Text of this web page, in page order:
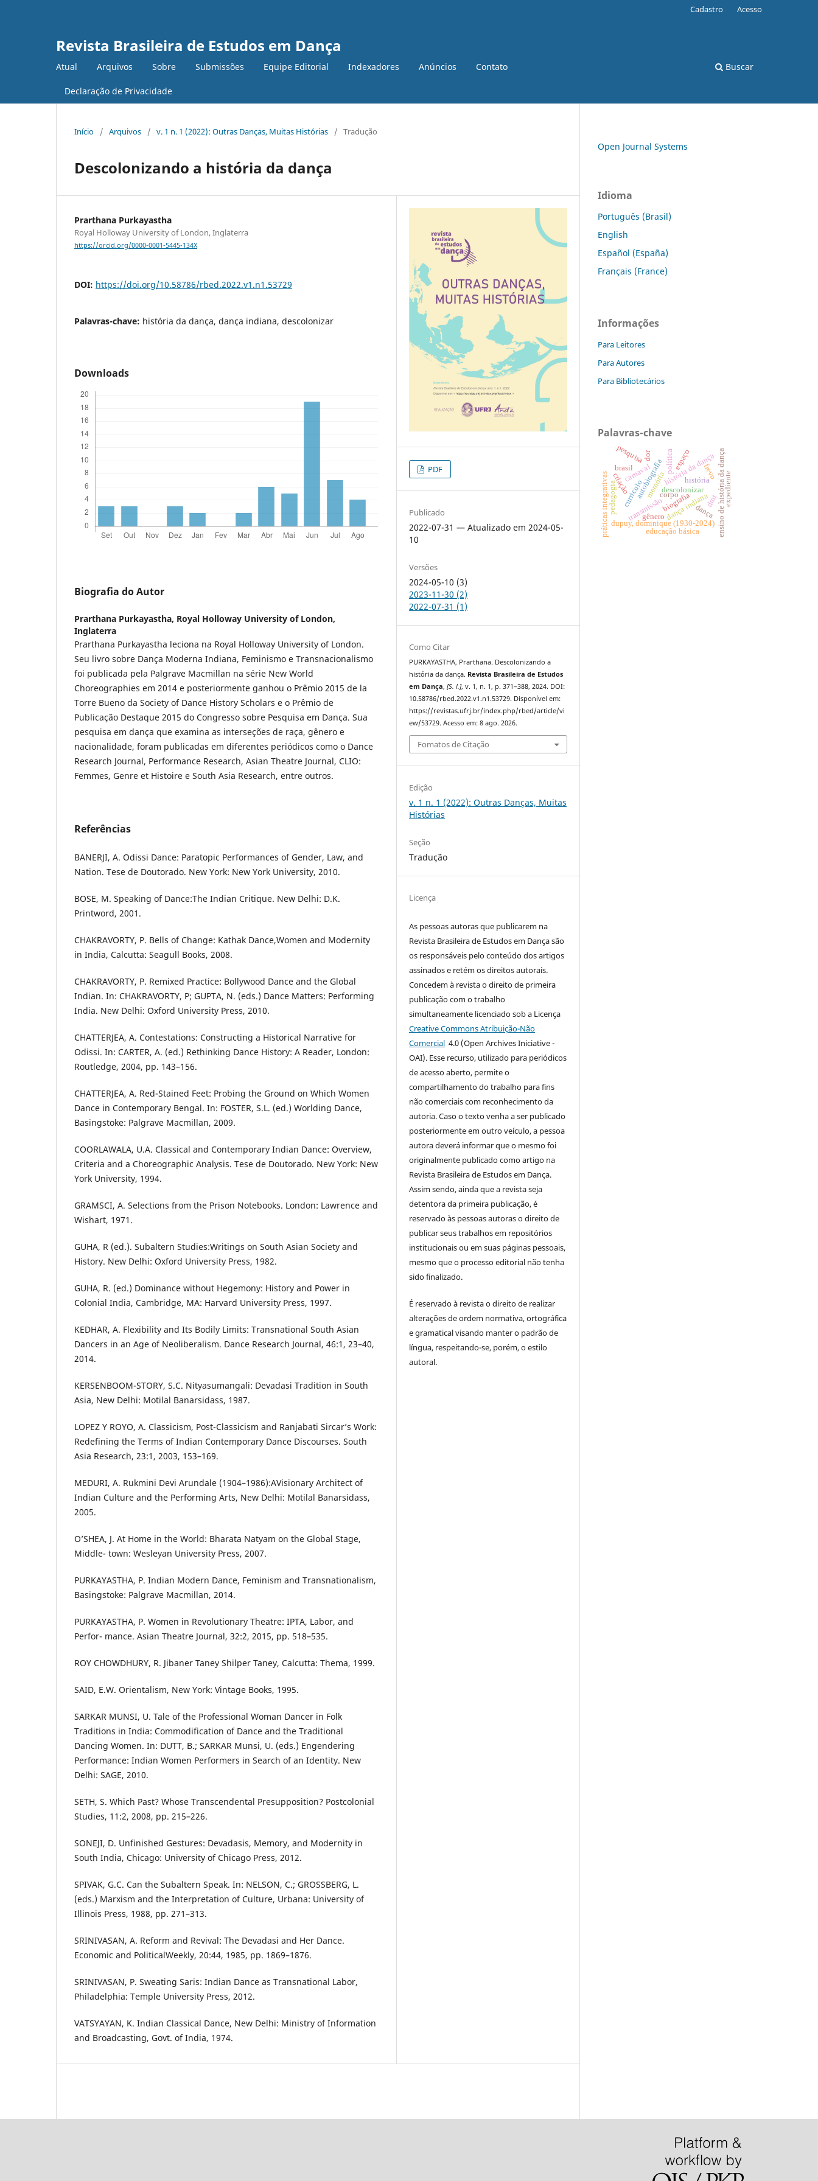
Revista Brasileira de Estudos em Dança
Atual Arquivos Sobre Submissões Equipe Editorial Indexadores Anúncios Contato
Declaração de Privacidade
Buscar
Cadastro Acesso
Início / Arquivos / v. 1 n. 1 (2022): Outras Danças, Muitas Histórias / Tradução
Descolonizando a história da dança
Prarthana Purkayastha
Royal Holloway University of London, Inglaterra
https://orcid.org/0000-0001-5445-134X
DOI: https://doi.org/10.58786/rbed.2022.v1.n1.53729
Palavras-chave: história da dança, dança indiana, descolonizar
Downloads
Biografia do Autor
Prarthana Purkayastha, Royal Holloway University of London,
Inglaterra
Prarthana Purkayastha leciona na Royal Holloway University of London.
Seu livro sobre Dança Moderna Indiana, Feminismo e Transnacionalismo
foi publicada pela Palgrave Macmillan na série New World
Choreographies em 2014 e posteriormente ganhou o Prêmio 2015 de la
Torre Bueno da Society of Dance History Scholars e o Prêmio de
Publicação Destaque 2015 do Congresso sobre Pesquisa em Dança. Sua
pesquisa em dança que examina as interseções de raça, gênero e
nacionalidade, foram publicadas em diferentes periódicos como o Dance
Research Journal, Performance Research, Asian Theatre Journal, CLIO:
Femmes, Genre et Histoire e South Asia Research, entre outros.
Referências
BANERJI, A. Odissi Dance: Paratopic Performances of Gender, Law, and
Nation. Tese de Doutorado. New York: New York University, 2010.
BOSE, M. Speaking of Dance:The Indian Critique. New Delhi: D.K.
Printword, 2001.
CHAKRAVORTY, P. Bells of Change: Kathak Dance,Women and Modernity
in India, Calcutta: Seagull Books, 2008.
CHAKRAVORTY, P. Remixed Practice: Bollywood Dance and the Global
Indian. In: CHAKRAVORTY, P; GUPTA, N. (eds.) Dance Matters: Performing
India. New Delhi: Oxford University Press, 2010.
CHATTERJEA, A. Contestations: Constructing a Historical Narrative for
Odissi. In: CARTER, A. (ed.) Rethinking Dance History: A Reader, London:
Routledge, 2004, pp. 143–156.
CHATTERJEA, A. Red-Stained Feet: Probing the Ground on Which Women
Dance in Contemporary Bengal. In: FOSTER, S.L. (ed.) Worlding Dance,
Basingstoke: Palgrave Macmillan, 2009.
COORLAWALA, U.A. Classical and Contemporary Indian Dance: Overview,
Criteria and a Choreographic Analysis. Tese de Doutorado. New York: New
York University, 1994.
GRAMSCI, A. Selections from the Prison Notebooks. London: Lawrence and
Wishart, 1971.
GUHA, R (ed.). Subaltern Studies:Writings on South Asian Society and
History. New Delhi: Oxford University Press, 1982.
GUHA, R. (ed.) Dominance without Hegemony: History and Power in
Colonial India, Cambridge, MA: Harvard University Press, 1997.
KEDHAR, A. Flexibility and Its Bodily Limits: Transnational South Asian
Dancers in an Age of Neoliberalism. Dance Research Journal, 46:1, 23–40,
2014.
KERSENBOOM-STORY, S.C. Nityasumangali: Devadasi Tradition in South
Asia, New Delhi: Motilal Banarsidass, 1987.
LOPEZ Y ROYO, A. Classicism, Post-Classicism and Ranjabati Sircar’s Work:
Redefining the Terms of Indian Contemporary Dance Discourses. South
Asia Research, 23:1, 2003, 153–169.
MEDURI, A. Rukmini Devi Arundale (1904–1986):AVisionary Architect of
Indian Culture and the Performing Arts, New Delhi: Motilal Banarsidass,
2005.
O’SHEA, J. At Home in the World: Bharata Natyam on the Global Stage,
Middle- town: Wesleyan University Press, 2007.
PURKAYASTHA, P. Indian Modern Dance, Feminism and Transnationalism,
Basingstoke: Palgrave Macmillan, 2014.
PURKAYASTHA, P. Women in Revolutionary Theatre: IPTA, Labor, and
Perfor- mance. Asian Theatre Journal, 32:2, 2015, pp. 518–535.
ROY CHOWDHURY, R. Jibaner Taney Shilper Taney, Calcutta: Thema, 1999.
SAID, E.W. Orientalism, New York: Vintage Books, 1995.
SARKAR MUNSI, U. Tale of the Professional Woman Dancer in Folk
Traditions in India: Commodification of Dance and the Traditional
Dancing Women. In: DUTT, B.; SARKAR Munsi, U. (eds.) Engendering
Performance: Indian Women Performers in Search of an Identity. New
Delhi: SAGE, 2010.
SETH, S. Which Past? Whose Transcendental Presupposition? Postcolonial
Studies, 11:2, 2008, pp. 215–226.
SONEJI, D. Unfinished Gestures: Devadasis, Memory, and Modernity in
South India, Chicago: University of Chicago Press, 2012.
SPIVAK, G.C. Can the Subaltern Speak. In: NELSON, C.; GROSSBERG, L.
(eds.) Marxism and the Interpretation of Culture, Urbana: University of
Illinois Press, 1988, pp. 271–313.
SRINIVASAN, A. Reform and Revival: The Devadasi and Her Dance.
Economic and PoliticalWeekly, 20:44, 1985, pp. 1869–1876.
SRINIVASAN, P. Sweating Saris: Indian Dance as Transnational Labor,
Philadelphia: Temple University Press, 2012.
VATSYAYAN, K. Indian Classical Dance, New Delhi: Ministry of Information
and Broadcasting, Govt. of India, 1974.
PDF
Publicado
2022-07-31 — Atualizado em 2024-05-
10
Versões
2024-05-10 (3)
2023-11-30 (2)
2022-07-31 (1)
Como Citar
PURKAYASTHA, Prarthana. Descolonizando a
história da dança. Revista Brasileira de Estudos
em Dança,[S. l.], v. 1, n. 1, p. 371–388, 2024. DOI:
10.58786/rbed.2022.v1.n1.53729. Disponível em:
https://revistas.ufrj.br/index.php/rbed/article/vi
ew/53729. Acesso em: 8 ago. 2026.
Fomatos de Citação
Edição
v. 1 n. 1 (2022): Outras Danças, Muitas
Histórias
Seção
Tradução
Licença
As pessoas autorasque publicarem na
Revista Brasileira de Estudos em Dançasão
os responsáveis pelo conteúdo dos artigos
assinados e retém os direitos autorais.
Concedem à revista o direito de primeira
publicação com o trabalho
simultaneamente licenciado sob a Licença
Creative Commons Atribuição-Não
Comercial 4.0 (Open Archives Iniciative-
OAI). Esse recurso, utilizado para periódicos
de acesso aberto, permite o
compartilhamento do trabalho para fins
não comerciais com reconhecimento da
autoria. Caso o texto venha a ser publicado
posteriormente em outro veículo, a pessoa
autora deverá informar que o mesmo foi
originalmente publicado como artigo na
Revista Brasileira de Estudos em Dança.
Assim sendo, ainda que a revista seja
detentora da primeira publicação, é
reservadoàs pessoas autoraso direito de
publicar seus trabalhos em repositórios
institucionais ou em suas páginas pessoais,
mesmo que o processo editorial não tenha
sido finalizado.
É reservado à revista o direito de realizar
alterações de ordem normativa, ortográfica
e gramatical visando manter o padrão de
língua, respeitando-se, porém, o estilo
autoral.
Open Journal Systems
Idioma
Português (Brasil)
English
Español (España)
Français (France)
Informações
Para Leitores
Para Autores
Para Bibliotecários
Palavras-chave
história da dança
dança indiana
descolonizar
dupuy, dominique (1930-2024)
biografiadança
transmissão
memória
autobiografia
curriculo ensino de história da dança
dmt
práticas integrativas corpo
criação
política
históriafrevo
carnaval
brasil espaço
gênero
expediente
pesquisa
pedagogia
educação básica
dor